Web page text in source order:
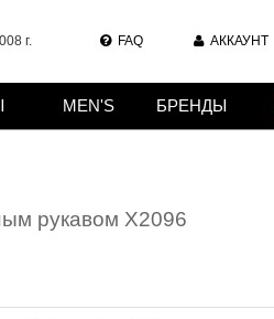
г. FAQ АККАУНТ
рукавом X2096
MEN'S БРЕНДЫ